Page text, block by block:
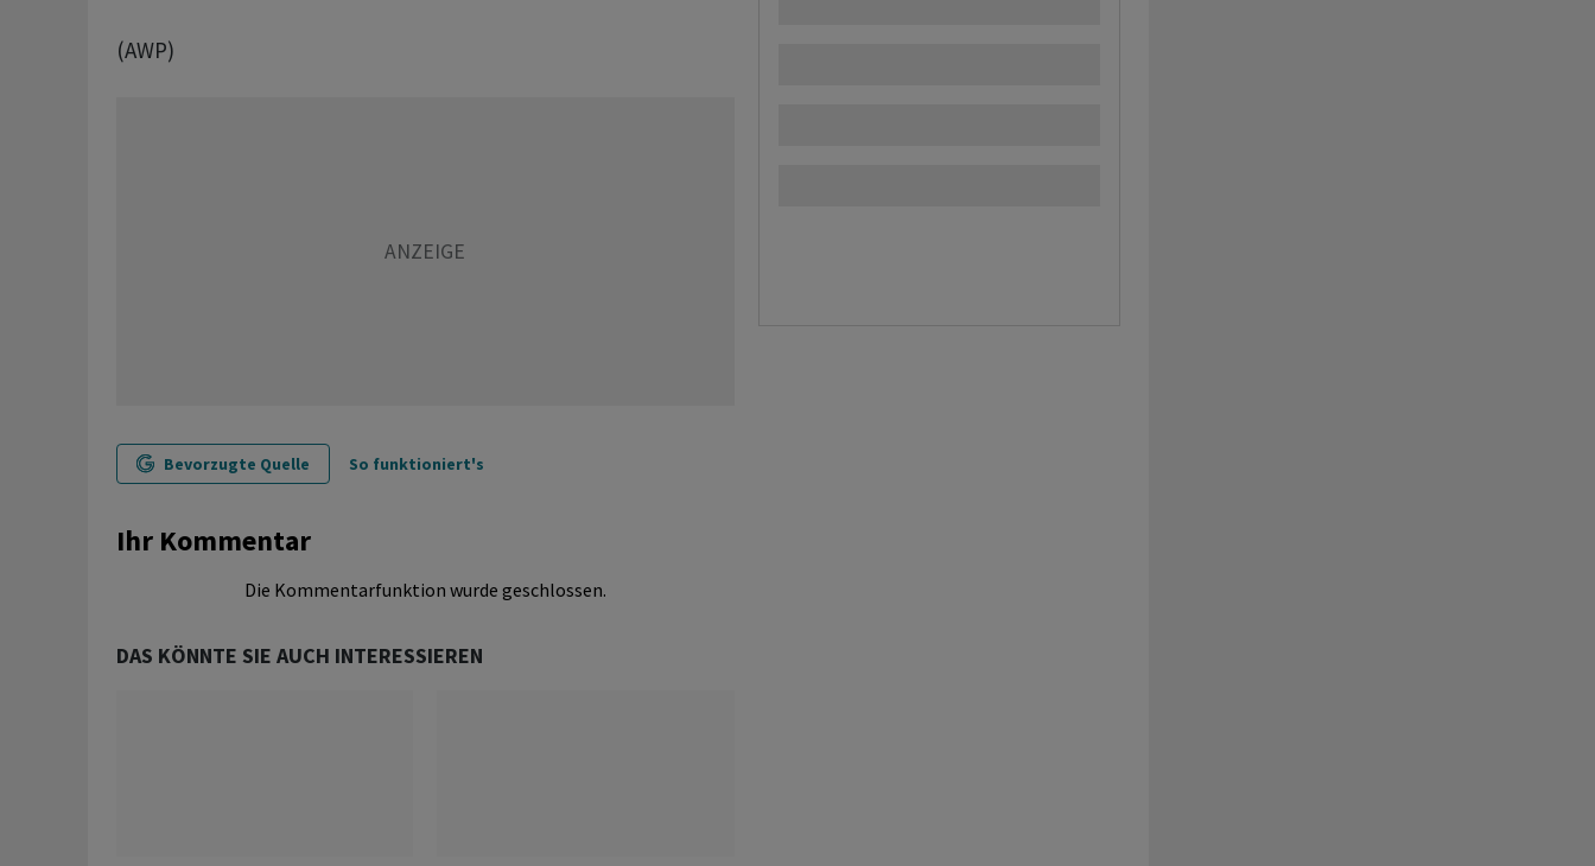
(AWP)
Bevorzugte Quelle So funktioniert's
Ihr Kommentar
Die Kommentarfunktion wurde geschlossen.
DAS KÖNNTE SIE AUCH INTERESSIEREN